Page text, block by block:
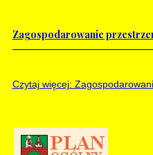
Zagospodarowanie
Czytaj więcej: